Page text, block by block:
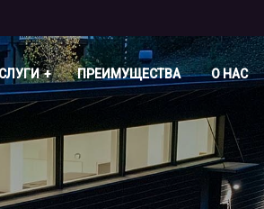
ПРЕИМУЩЕСТВА О НАС